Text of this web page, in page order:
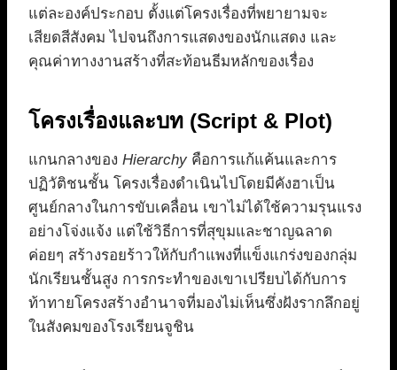
แต่ละองค์ประกอบ ตั้งแต่โครงเรื่องที่พยายามจะ
เสียดสีสังคม ไปจนถึงการแสดงของนักแสดง และ
คุณค่าทางงานสร้างที่สะท้อนธีมหลักของเรื่อง
โครงเรื่องและบท (Script & Plot)
แกนกลางของ Hierarchy คือการแก้แค้นและการ
ปฏิวัติชนชั้น โครงเรื่องดำเนินไปโดยมีคังฮาเป็น
ศูนย์กลางในการขับเคลื่อน เขาไม่ได้ใช้ความรุนแรง
อย่างโจ่งแจ้ง แต่ใช้วิธีการที่สุขุมและชาญฉลาด
ค่อยๆ สร้างรอยร้าวให้กับกำแพงที่แข็งแกร่งของกลุ่ม
นักเรียนชั้นสูง การกระทำของเขาเปรียบได้กับการ
ท้าทายโครงสร้างอำนาจที่มองไม่เห็นซึ่งฝังรากลึกอยู่
ในสังคมของโรงเรียนจูชิน